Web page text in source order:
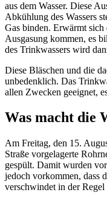
aus dem Wasser. Diese
Abkühlung des Wassers
Gas binden. Erwärmt sich
Ausgasung kommen, es
des Trinkwassers wird
Diese Bläschen und die
unbedenklich. Das
allen Zwecken geeignet,
Was macht die
Am Freitag, den 15.
Straße vorgelagerte
gespült. Damit wurden
jedoch vorkommen, dass
verschwindet in der